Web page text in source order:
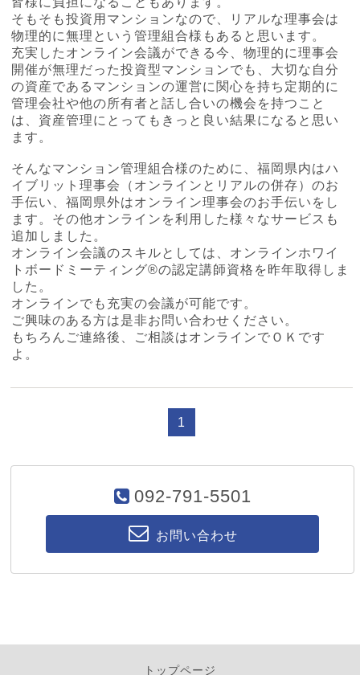
そもそも投資用マンションなので、リアルな理事会は
物理的に無理という管理組合様もあると思います。
充実したオンライン会議ができる今、物理的に理事会
開催が無理だった投資型マンションでも、大切な自分
の資産であるマンションの運営に関心を持ち定期的に
管理会社や他の所有者と話し合いの機会を持つこと
は、資産管理にとってもきっと良い結果になると思い
ます。
そんなマンション管理組合様のために、福岡県内はハ
イブリット理事会（オンラインとリアルの併存）のお
手伝い、福岡県外はオンライン理事会のお手伝いをし
ます。その他オンラインを利用した様々なサービスも
追加しました。
オンライン会議のスキルとしては、オンラインホワイ
トボードミーティング®の認定講師資格を昨年取得しま
した。
オンラインでも充実の会議が可能です。
ご興味のある方は是非お問い合わせください。
もちろんご連絡後、ご相談はオンラインでＯＫです
よ。
1
092-791-5501
お問い合わせ
トップページ